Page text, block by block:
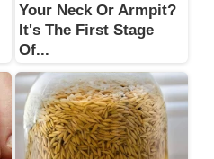
Your Neck Or Armpit?
It's The First Stage
Of...